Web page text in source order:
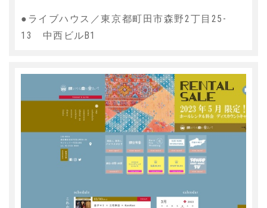
●ライブハウス／東京都町田市森野2丁目25-
13 中西ビルB1